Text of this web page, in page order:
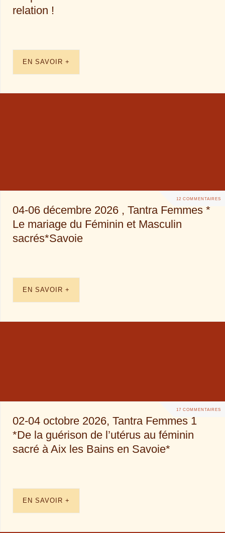
relation !
EN SAVOIR +
12 COMMENTAIRES
04-06 décembre 2026 , Tantra Femmes *
Le mariage du Féminin et Masculin
sacrés*Savoie
EN SAVOIR +
17 COMMENTAIRES
02-04 octobre 2026, Tantra Femmes 1
*De la guérison de l’utérus au féminin
sacré à Aix les Bains en Savoie*
EN SAVOIR +